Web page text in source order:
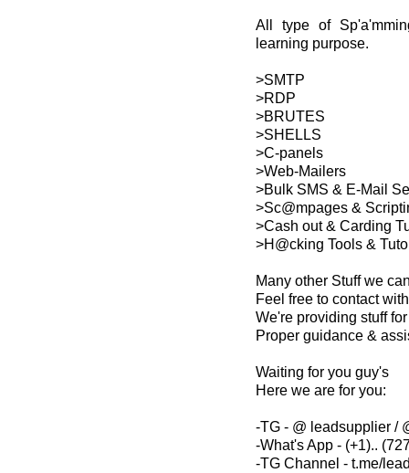
All type of
learning purpose.
>SMTP
>RDP
>BRUTES
>SHELLS
>C-panels
>Web-Mailers
>Bulk SMS & E-Mail
>Sc@mpages &
>Cash out & Carding
>H@cking Tools &
Many other Stuff we
Feel free to contact
We're providing stuff
Proper guidance &
Waiting for you guy's
Here we are for you:
-TG - @ leadsupplier /
-What's App - (+1)..
-TG Channel - t.me/